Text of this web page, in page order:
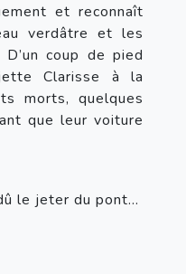
et reconnaît
verdâtre et les
coup de pied
Clarisse à la
morts, quelques
que leur voiture
le jeter du pont...